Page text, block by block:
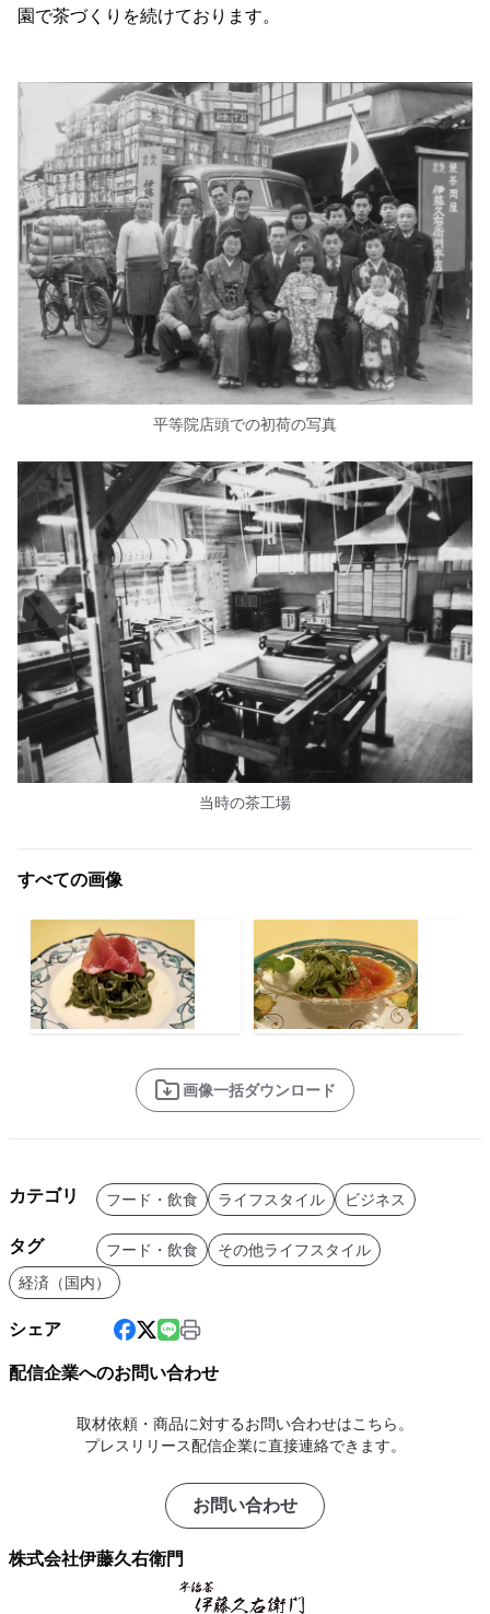
園で茶づくりを続けております。
平等院店頭での初荷の写真
当時の茶工場
すべての画像
画像一括ダウンロード
カテゴリ フード・飲食 ライフスタイル ビジネス
タグ フード・飲食
その他ライフスタイル
経済（国内）
シェア
配信企業へのお問い合わせ
取材依頼・商品に対するお問い合わせはこちら。
プレスリリース配信企業に直接連絡できます。
お問い合わせ
株式会社伊藤久右衛門